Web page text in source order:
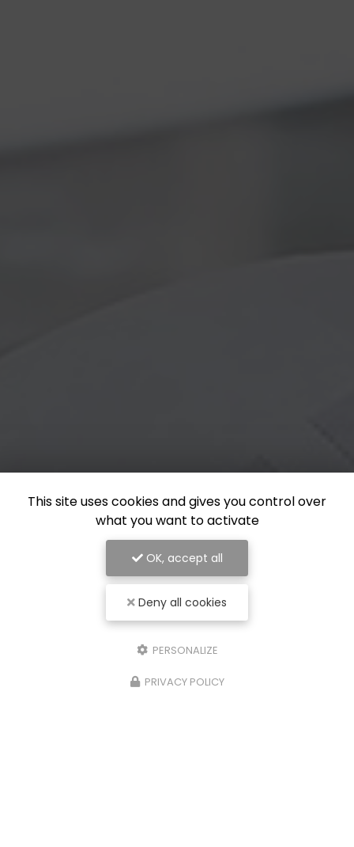
This site uses cookies and gives you control over
what you want to activate
OK, accept all
Deny all cookies
PERSONALIZE
PRIVACY POLICY